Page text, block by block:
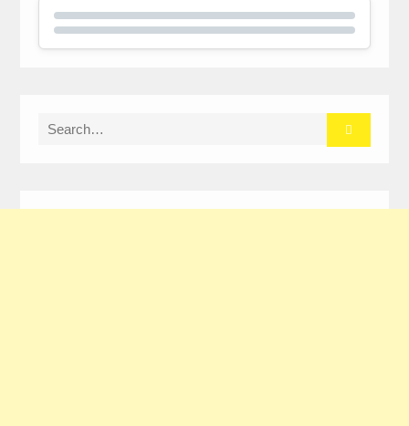
Search